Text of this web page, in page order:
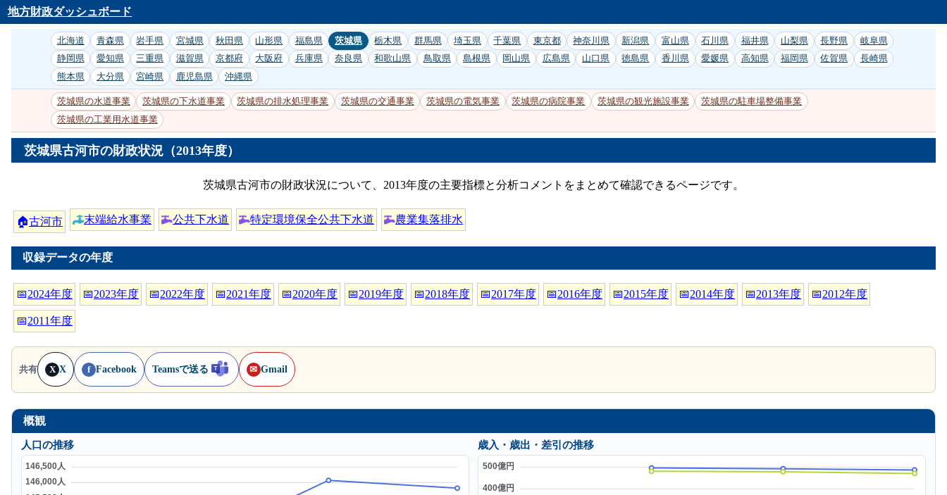
地方財政ダッシュボード
北海道 青森県 岩手県 宮城県 秋田県 山形県 福島県 茨城県 栃木県 群馬県 埼玉県 千葉県 東京都 神奈川県 新潟県 富山県 石川県 福井県 山梨県 長野県
岐阜県
静岡県
愛知県 三重県 滋賀県 京都府 大阪府 兵庫県 奈良県 和歌山県 鳥取県 島根県 岡山県 広島県 山口県 徳島県 香川県 愛媛県 高知県 福岡県 佐賀県
長崎県
熊本県
大分県 宮崎県 鹿児島県 沖縄県
茨城県の水道事業 茨城県の下水道事業 茨城県の排水処理事業 茨城県の交通事業 茨城県の電気事業 茨城県の病院事業 茨城県の観光施設事業
茨城県の駐車場整備事業
茨城県の工業用水道事業
茨城県古河市の財政状況（2013年度）
茨城県古河市の財政状況について、2013年度の主要指標と分析コメントをまとめて確認できるページです。
🏠古河市 末端給水事業 公共下水道 特定環境保全公共下水道 農業集落排水
収録データの年度
📅2024年度 📅2023年度 📅2022年度 📅2021年度 📅2020年度 📅2019年度 📅2018年度 📅2017年度 📅2016年度 📅2015年度 📅2014年度 📅2013年度 📅2012年度
📅2011年度
共有 X X f Facebook Teamsで送る ✉ Gmail
概観
人口の推移
歳入・歳出・差引の推移